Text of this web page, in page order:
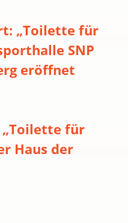
„Toilette für
SNP
eröffnet
„Toilette für
Haus der